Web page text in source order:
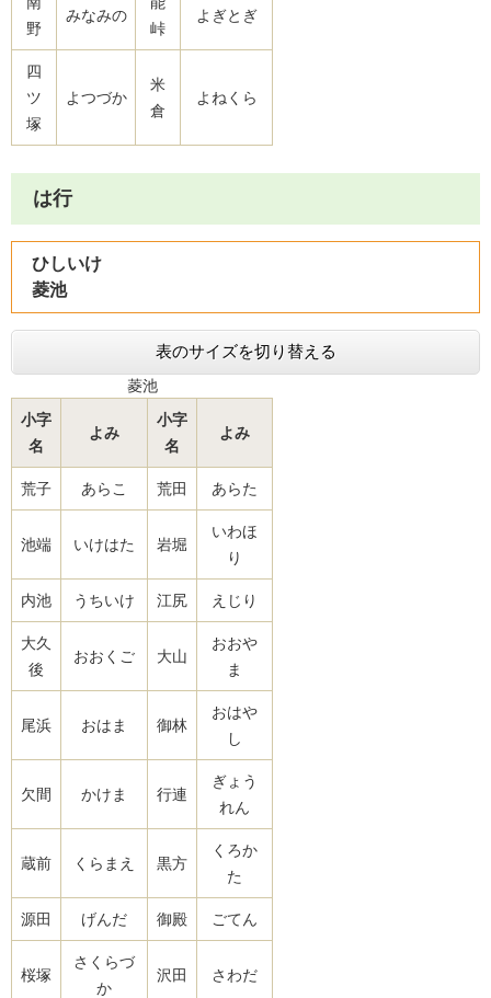
野
みなみの
峠
よぎとぎ
四
ツ
塚
よつづか
米
倉
よねくら
は行
ひしいけ
菱池
表のサイズを切り替える
菱池
小字
名
よみ
小字
名
よみ
荒子 あらこ 荒田 あらた
池端 いけはた 岩堀
いわほ
り
内池 うちいけ 江尻 えじり
大久
後
おおくご 大山
おおや
ま
尾浜 おはま 御林
おはや
し
欠間 かけま 行連
ぎょう
れん
蔵前 くらまえ 黒方
くろか
た
源田 げんだ 御殿 ごてん
桜塚
さくらづ
か
沢田 さわだ